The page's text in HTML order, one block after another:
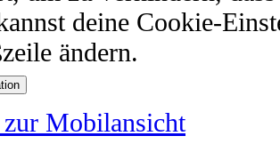
deine Cookie-
ändern.
Mobilansicht